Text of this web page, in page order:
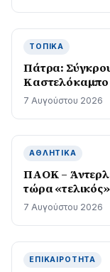
ΤΟΠΙΚΆ
Πάτρα:
Καστελόκαμπο
7 Αυγούστου 2026
ΑΘΛΗΤΙΚΆ
ΠΑΟΚ –
τώρα
7 Αυγούστου 2026
ΕΠΙΚΑΙΡΌΤΗΤΑ